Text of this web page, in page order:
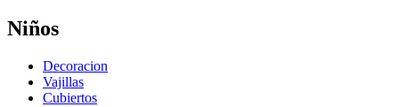
Niños
Decoracion
Vajillas
Cubiertos